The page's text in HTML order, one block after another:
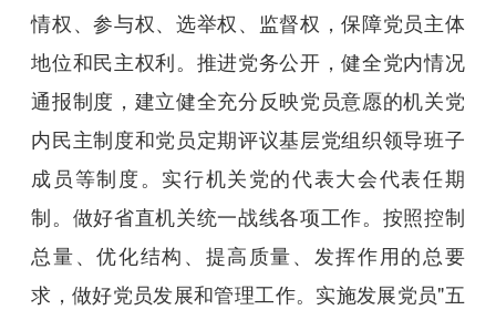
情权、参与权、选举权、监督权，保障党员主体
地位和民主权利。推进党务公开，健全党内情况
通报制度，建立健全充分反映党员意愿的机关党
内民主制度和党员定期评议基层党组织领导班子
成员等制度。实行机关党的代表大会代表任期
制。做好省直机关统一战线各项工作。按照控制
总量、优化结构、提高质量、发挥作用的总要
求，做好党员发展和管理工作。实施发展党员"五